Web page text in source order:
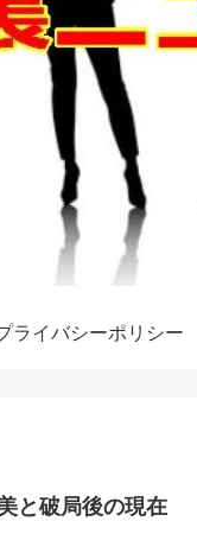
ライバシーポリシー
と破局後の現在